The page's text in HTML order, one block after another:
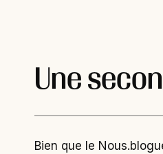
Une
Bien que le